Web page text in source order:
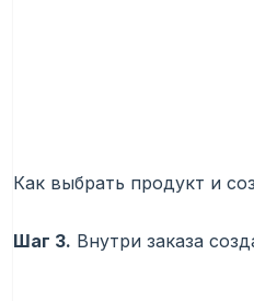
Как выбрать продукт и
Шаг 3. Внутри заказа